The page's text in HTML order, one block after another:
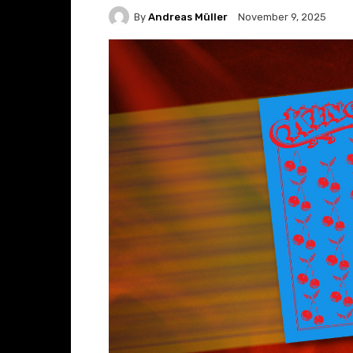
By Andreas Müller November 9, 2025